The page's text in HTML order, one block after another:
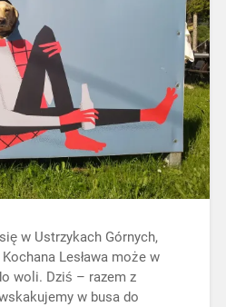
w Ustrzykach Górnych,
Lesława może w
woli. Dziś – razem z
w busa do